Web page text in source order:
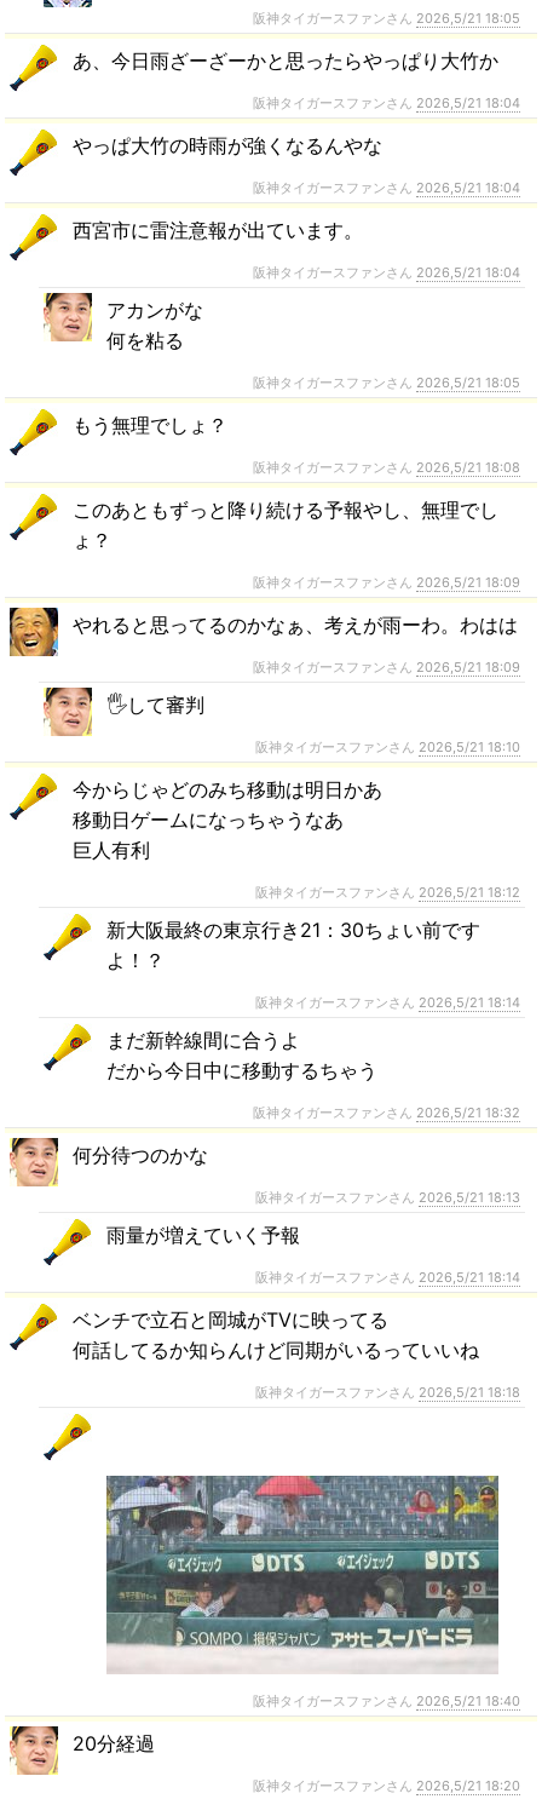
阪神タイガースファンさん 2026,5/21 18:05
あ、今日雨ざーざーかと思ったらやっぱり大竹か
阪神タイガースファンさん 2026,5/21 18:04
やっぱ大竹の時雨が強くなるんやな
阪神タイガースファンさん 2026,5/21 18:04
西宮市に雷注意報が出ています。
阪神タイガースファンさん 2026,5/21 18:04
アカンがな
何を粘る
阪神タイガースファンさん 2026,5/21 18:05
もう無理でしょ？
阪神タイガースファンさん 2026,5/21 18:08
このあともずっと降り続ける予報やし、無理でし
ょ？
阪神タイガースファンさん 2026,5/21 18:09
やれると思ってるのかなぁ、考えが雨ーわ。わはは
阪神タイガースファンさん 2026,5/21 18:09
🖐️して審判
阪神タイガースファンさん 2026,5/21 18:10
今からじゃどのみち移動は明日かあ
移動日ゲームになっちゃうなあ
巨人有利
阪神タイガースファンさん 2026,5/21 18:12
新大阪最終の東京行き21：30ちょい前です
よ！？
阪神タイガースファンさん 2026,5/21 18:14
まだ新幹線間に合うよ
だから今日中に移動するちゃう
阪神タイガースファンさん 2026,5/21 18:32
何分待つのかな
阪神タイガースファンさん 2026,5/21 18:13
雨量が増えていく予報
阪神タイガースファンさん 2026,5/21 18:14
ベンチで立石と岡城がTVに映ってる
何話してるか知らんけど同期がいるっていいね
阪神タイガースファンさん 2026,5/21 18:18
阪神タイガースファンさん 2026,5/21 18:40
20分経過
阪神タイガースファンさん 2026,5/21 18:20